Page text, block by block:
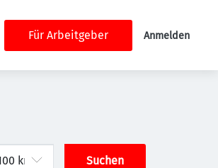
Für Arbeitgeber Anmelden
Suchen